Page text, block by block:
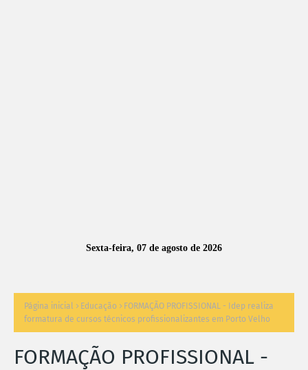
Sexta-feira, 07 de agosto de 2026
Página inicial Educação
FORMAÇÃO PROFISSIONAL - Idep realiza
formatura de cursos técnicos profissionalizantes em Porto Velho
FORMAÇÃO PROFISSIONAL -